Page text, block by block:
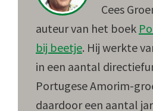
Cees
auteur van het boek
bij beetje. Hij werkte
in een aantal
Portugese Amorim-
daardoor een aantal